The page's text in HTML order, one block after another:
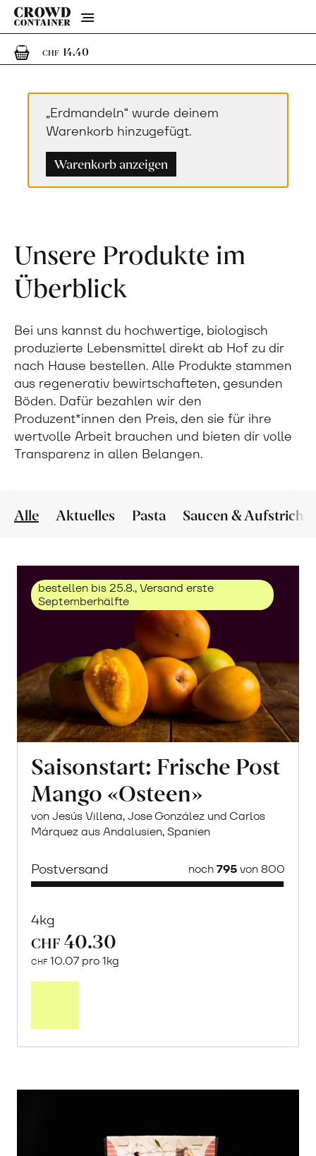
Menu
CHF 14.401 Artikel im Warenkorb
„Erdmandeln“ wurde deinem
Warenkorb hinzugefügt.
Warenkorb anzeigen
Unsere Produkte im
Überblick
Bei uns kannst du hochwertige, biologisch
produzierte Lebensmittel direkt ab Hof zu dir
nach Hause bestellen. Alle Produkte stammen
aus regenerativ bewirtschafteten, gesunden
Böden. Dafür bezahlen wir den
Produzent*innen den Preis, den sie für ihre
wertvolle Arbeit brauchen und bieten dir volle
Transparenz in allen Belangen.
Alle Aktuelles Pasta Saucen & Aufstriche
bestellen bis 25.8., Versand erste
Septemberhälfte
Saisonstart: Frische Post
Mango «Osteen»
von Jesús Villena, Jose González und Carlos
Márquez aus Andalusien, Spanien
Postversand noch795von 800
4kg
CHF 40.30
CHF 10.07 pro 1kg
Post